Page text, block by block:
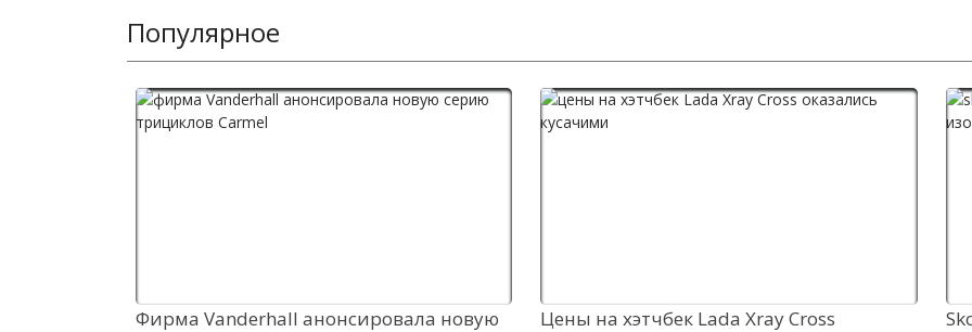
Популярное
Фирма Vanderhall анонсировала новую
Цены на хэтчбек Lada Xray Cross